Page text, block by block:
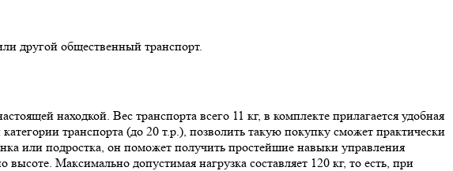
другой общественный транспорт.
находкой. Вес транспорта всего 11 кг, в комплекте прилагается удобная
транспорта (до 20 т.р.), позволить такую покупку сможет практически
или подростка, он поможет получить простейшие навыки управления
Максимально допустимая нагрузка составляет 120 кг, то есть, при